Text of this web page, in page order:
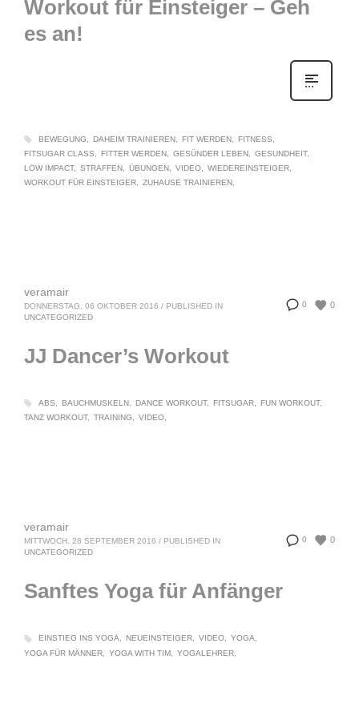
Workout für Einsteiger – Geh
es an!
BEWEGUNG DAHEIM TRAINIEREN FIT WERDEN
FITNESS
FITSUGAR CLASS
FITTER WERDEN GESÜNDER LEBEN
GESUNDHEIT
LOW IMPACT
STRAFFEN ÜBUNGEN VIDEO
WIEDEREINSTEIGER
WORKOUT FÜR EINSTEIGER
ZUHAUSE TRAINIEREN
0 0
veramair
DONNERSTAG, 06 OKTOBER 2016 / PUBLISHED IN
UNCATEGORIZED
JJ Dancer’s Workout
ABS BAUCHMUSKELN DANCE WORKOUT FITSUGAR
FUN WORKOUT
TANZ WORKOUT
TRAINING VIDEO
0 0
veramair
MITTWOCH, 28 SEPTEMBER 2016 / PUBLISHED IN
UNCATEGORIZED
Sanftes Yoga für Anfänger
EINSTIEG INS YOGA NEUEINSTEIGER VIDEO
YOGA
YOGA FÜR MÄNNER
YOGA WITH TIM YOGALEHRER